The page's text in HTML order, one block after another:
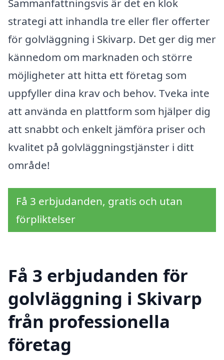
Sammanfattningsvis är det en klok
strategi att inhandla tre eller fler offerter
för golvläggning i Skivarp. Det ger dig mer
kännedom om marknaden och större
möjligheter att hitta ett företag som
uppfyller dina krav och behov. Tveka inte
att använda en plattform som hjälper dig
att snabbt och enkelt jämföra priser och
kvalitet på golvläggningstjänster i ditt
område!
Få 3 erbjudanden, gratis och utan
förpliktelser
Få 3 erbjudanden för
golvläggning i Skivarp
från professionella
företag